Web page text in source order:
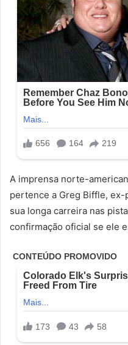
A imprensa norte-
pertence a Greg Biffle,
sua longa carreira nas
confirmação oficial se ele